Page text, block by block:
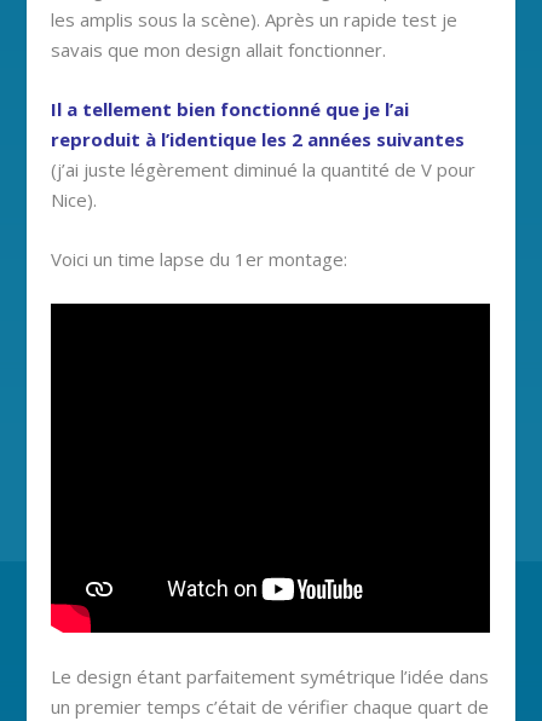
les amplis sous la scène). Après un rapide test je
savais que mon design allait fonctionner.
Il a tellement bien fonctionné que je l’ai
reproduit à l’identique les 2 années suivantes
(j’ai juste légèrement diminué la quantité de V pour
Nice).
Voici un time lapse du 1er montage:
Le design étant parfaitement symétrique l’idée dans
un premier temps c’était de vérifier chaque quart de